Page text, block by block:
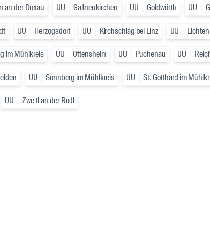
an der Donau UU Gallneukirchen UU Goldwörth UU
UU Herzogsdorf UU Kirchschlag bei Linz UU
im Mühlkreis UU Ottensheim UU Puchenau UU
UU Sonnberg im Mühlkreis UU St. Gotthard im
UU Zwettl an der Rodl